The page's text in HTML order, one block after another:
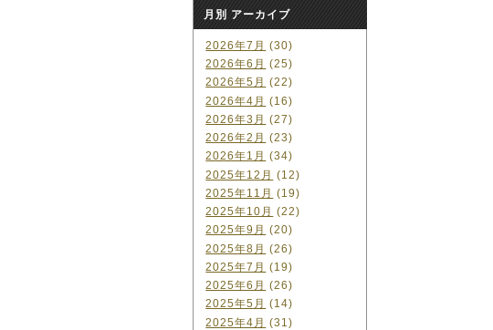
月別 アーカイブ
2026年7月 (30)
2026年6月 (25)
2026年5月 (22)
2026年4月 (16)
2026年3月 (27)
2026年2月 (23)
2026年1月 (34)
2025年12月 (12)
2025年11月 (19)
2025年10月 (22)
2025年9月 (20)
2025年8月 (26)
2025年7月 (19)
2025年6月 (26)
2025年5月 (14)
2025年4月 (31)